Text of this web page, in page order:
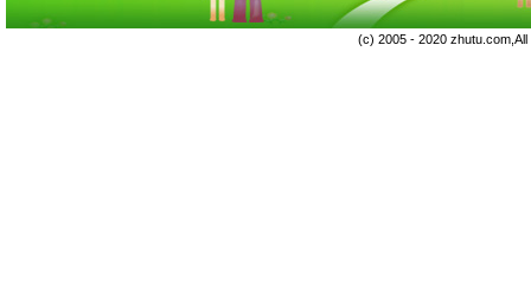
(c) 2005 - 2020